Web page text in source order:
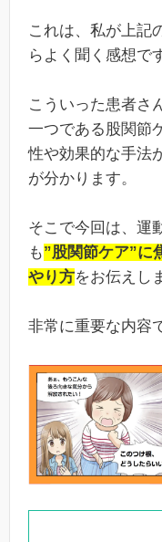
これは、私が上記
らよく聞く感想で
こういった患者さ
一つである股関節
性や効果的な手法
が分かります。
そこで今回は、運
も”股関節ケア”に
やり方をお伝えし
非常に重要な内容